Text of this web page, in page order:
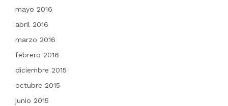
mayo 2016
abril 2016
marzo 2016
febrero 2016
diciembre 2015
octubre 2015
junio 2015